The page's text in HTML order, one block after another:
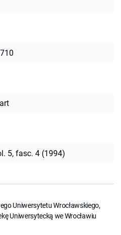
art
5, fasc. 4 (1994)
Uniwersytetu Wrocławskiego,
Uniwersytecką we Wrocławiu